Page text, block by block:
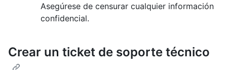
Asegúrese de censurar cualquier información
confidencial.
Crear un ticket de soporte técnico